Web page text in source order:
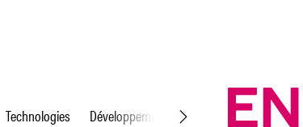
Technologies Développement durable Droit du travail